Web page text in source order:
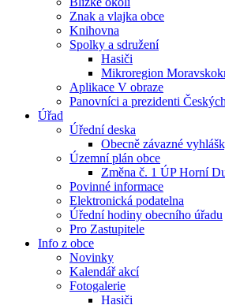
Znak a vlajka obce
Knihovna
Spolky a sdružení
Hasiči
Mikroregion
Aplikace V obraze
Panovníci a prezidenti
Úřad
Úřední deska
Obecně závazné
Územní plán obce
Změna č. 1 ÚP Horní
Povinné informace
Elektronická podatelna
Úřední hodiny obecního úřadu
Pro Zastupitele
Info z obce
Novinky
Kalendář akcí
Fotogalerie
Hasiči